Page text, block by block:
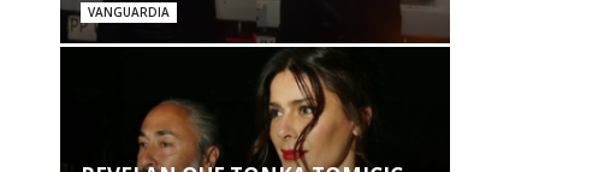
VANGUARDIA